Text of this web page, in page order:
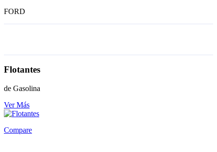
FORD
Flotantes
de Gasolina
Ver Más
Compare